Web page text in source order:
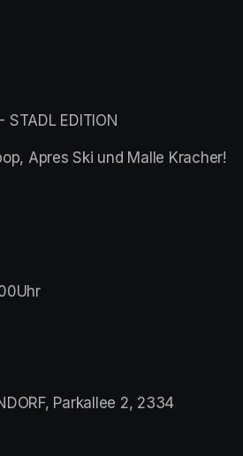
STADL EDITION
Parkallee 2, 2334